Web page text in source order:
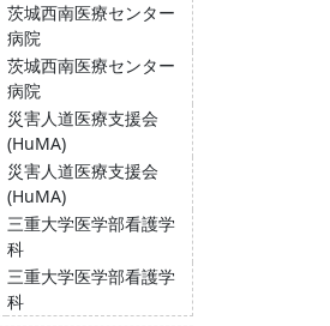
茨城西南医療センター
病院
茨城西南医療センター
病院
災害人道医療支援会
(HuMA)
災害人道医療支援会
(HuMA)
三重大学医学部看護学
科
三重大学医学部看護学
科